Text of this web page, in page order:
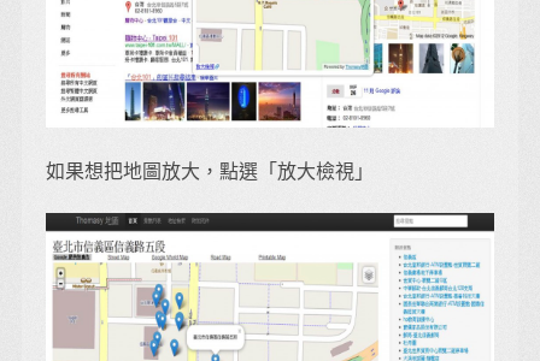
如果想把地圖放大，點選「放大檢視」